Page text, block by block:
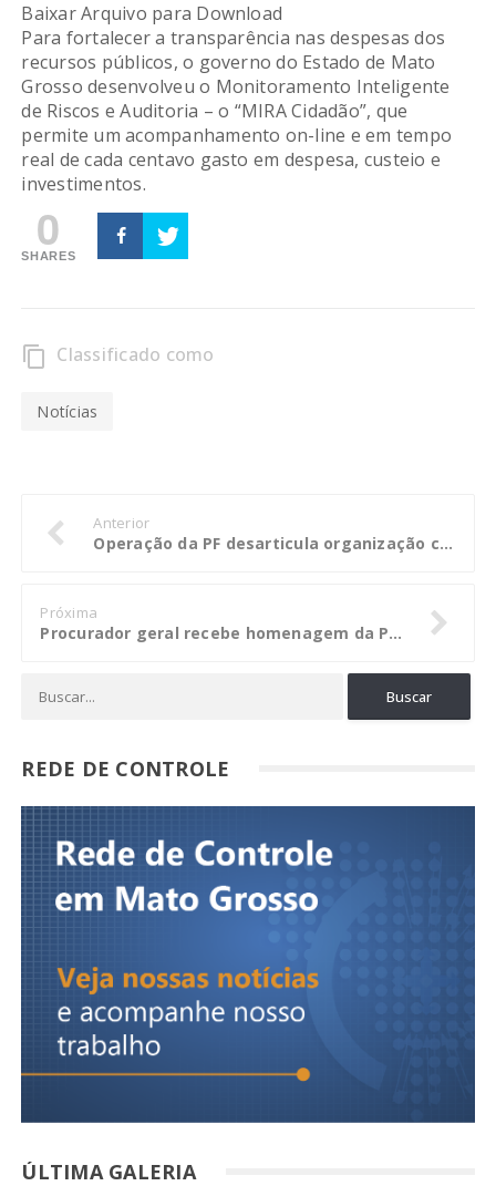
Baixar Arquivo para Download
Para fortalecer a transparência nas despesas dos
recursos públicos, o governo do Estado de Mato
Grosso desenvolveu o Monitoramento Inteligente
de Riscos e Auditoria – o “MIRA Cidadão”, que
permite um acompanhamento on-line e em tempo
real de cada centavo gasto em despesa, custeio e
investimentos.
0
SHARES
content_copy Classificado como
Notícias
Anterior
Operação da PF desarticula organização criminosa ligada a ex-prefeito de Belém
Próxima
Procurador geral recebe homenagem da Polícia Militar
REDE DE CONTROLE
ÚLTIMA GALERIA